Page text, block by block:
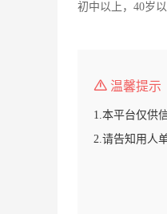
初中以上，40岁
温馨提示
1.本平台仅供
2.请告知用人